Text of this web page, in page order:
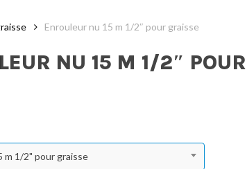
Enrouleur nu 15 m 1/2″ pour graisse
NU 15 M 1/2″
m 1/2" pour graisse